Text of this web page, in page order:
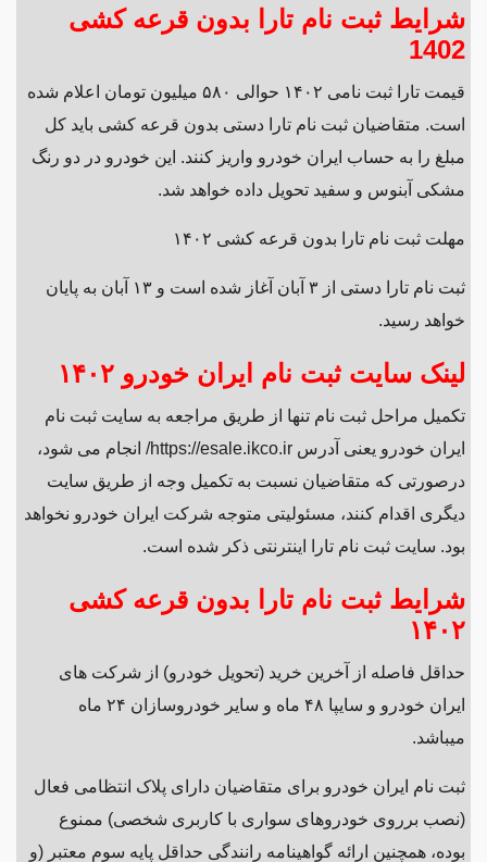
شرایط ثبت نام تارا بدون قرعه کشی
1402
قیمت تارا ثبت نامی ۱۴۰۲ حوالی ۵۸۰ میلیون تومان اعلام شده
است. متقاضیان ثبت نام تارا دستی بدون قرعه کشی باید کل
مبلغ را به حساب ایران خودرو واریز کنند. این خودرو در دو رنگ
مشکی آبنوس و سفید تحویل داده خواهد شد.
مهلت ثبت نام تارا بدون قرعه کشی ۱۴۰۲
ثبت نام تارا دستی از ۳ آبان آغاز شده است و ۱۳ آبان به پایان
خواهد رسید.
لینک سایت ثبت نام ایران خودرو ۱۴۰۲
تکمیل مراحل ثبت نام تنها از طریق مراجعه به سایت ثبت نام
ایران خودرو یعنی آدرس https://esale.ikco.ir/ انجام می شود،
درصورتی که متقاضیان نسبت به تکمیل وجه از طریق سایت
دیگری اقدام کنند، مسئولیتی متوجه شرکت ایران خودرو نخواهد
بود. سایت ثبت نام تارا اینترنتی ذکر شده است.
شرایط ثبت نام تارا بدون قرعه کشی
۱۴۰۲
حداقل فاصله از آخرین خرید (تحویل خودرو) از شرکت های
ایران خودرو و سایپا ۴۸ ماه و سایر خودروسازان ۲۴ ماه
میباشد.
ثبت نام ایران خودرو برای متقاضیان دارای پلاک انتظامی فعال
(نصب برروی خودروهای سواری با کاربری شخصی) ممنوع
بوده، همچنین ارائه گواهینامه رانندگی حداقل پایه سوم معتبر (و